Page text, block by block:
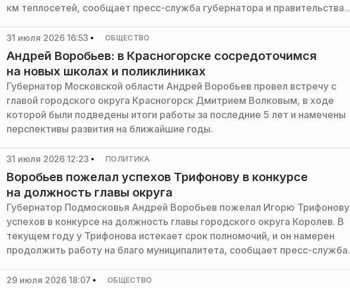
км теплосетей, сообщает пресс-служба губернатора и правительства
31 июля 2026 16:53 ОБЩЕСТВО
Андрей Воробьев: в Красногорске сосредоточимся
на новых школах и поликлиниках
Губернатор Московской области Андрей Воробьев провел встречу с
главой городского округа Красногорск Дмитрием Волковым, в ходе
которой были подведены итоги работы за последние 5 лет и намечены
перспективы развития на ближайшие годы.
31 июля 2026 12:23 ПОЛИТИКА
Воробьев пожелал успехов Трифонову в конкурсе
на должность главы округа
Губернатор Подмосковья Андрей Воробьев пожелал Игорю Трифонову
успехов в конкурсе на должность главы городского округа Королев. В
текущем году у Трифонова истекает срок полномочий, и он намерен
продолжить работу на благо муниципалитета, сообщает пресс-служба
29 июля 2026 18:07 ОБЩЕСТВО